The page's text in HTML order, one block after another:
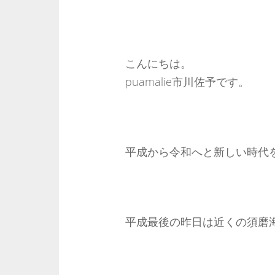
こんにちは。
puamalie市川佐予です。
平成から令和へと新しい時代
平成最後の昨日は近くの須磨